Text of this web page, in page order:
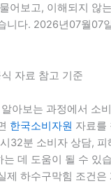
어보고, 이해되지 않
니다. 2026년07월07
자료 참고 기준
아보는 과정에서 소
한국소비자원 자료를
32분 소비자 상담, 피
데 도움이 될 수 있
제 하수구막힘 조건